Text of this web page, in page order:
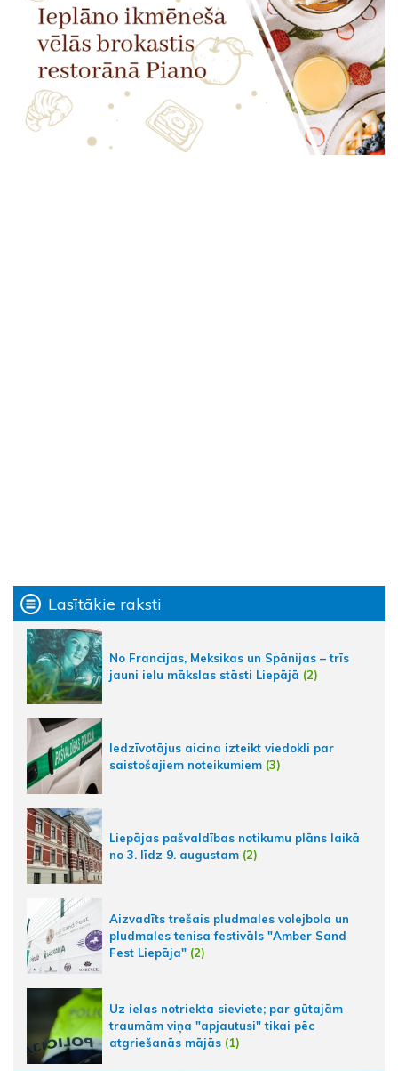
Lasītākie raksti
No Francijas, Meksikas un Spānijas – trīs
jauni ielu mākslas stāsti Liepājā (2)
Iedzīvotājus aicina izteikt viedokli par
saistošajiem noteikumiem (3)
Liepājas pašvaldības notikumu plāns laikā
no 3. līdz 9. augustam (2)
Aizvadīts trešais pludmales volejbola un
pludmales tenisa festivāls "Amber Sand
Fest Liepāja" (2)
Uz ielas notriekta sieviete; par gūtajām
traumām viņa "apjautusi" tikai pēc
atgriešanās mājās (1)